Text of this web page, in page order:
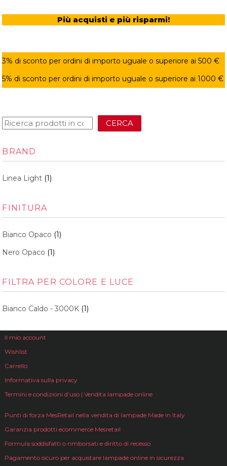
Più acquisti e più risparmi!
3% di sconto per ordini di importo uguale o superiore ai 500 €
5% di sconto per ordini di importo uguale o superiore ai 1000 €
CERCA
BRAND
Linea Light (1)
FINITURA
Bianco Opaco (1)
Nero Opaco (1)
FILTRA PER COLORE E LUCE
Bianco Caldo - 3000K (1)
Il mio account
Wishlist
Carrello
Informativa sulla privacy
Termini e condizioni d’uso | Vendita lampade online
Punti di forza MesRetail nella vendita di lampade Made in Italy
Garanzia prodotti ecommerce Mesretail
Formula soddisfatti o rimborsati e diritto di recesso
Pagamento sicuro per acquistare lampade online in sicurezza